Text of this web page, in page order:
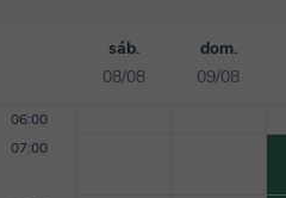
sáb.
08/08
dom.
09/08
06:00
07:00